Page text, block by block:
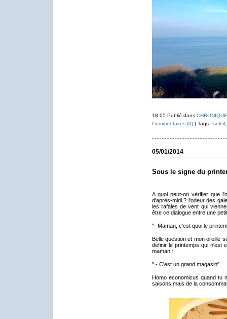
18:05 Publié dans
Commentaires (0)| Tags : soleil
05/01/2014
Sous le signe du
A quoi peut-on vérifier que
d'après-midi ? l'odeur des
les rafales de vent qui
être ce dialogue entre une
"- Maman, c'est quoi le
Belle question et mon oreille
définir le printemps qui n'est
maman :
" - C'est un grand magasin".
Homo economicus quand tu
saisons mais de la